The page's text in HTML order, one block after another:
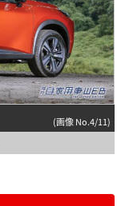
(画像 No.4/11)